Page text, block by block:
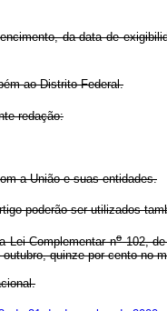
da data de
ao Distrito Federal.
redação:
a União e suas entidades.
poderão ser utilizados
Lei Complementar no102, de
quinze por cento no